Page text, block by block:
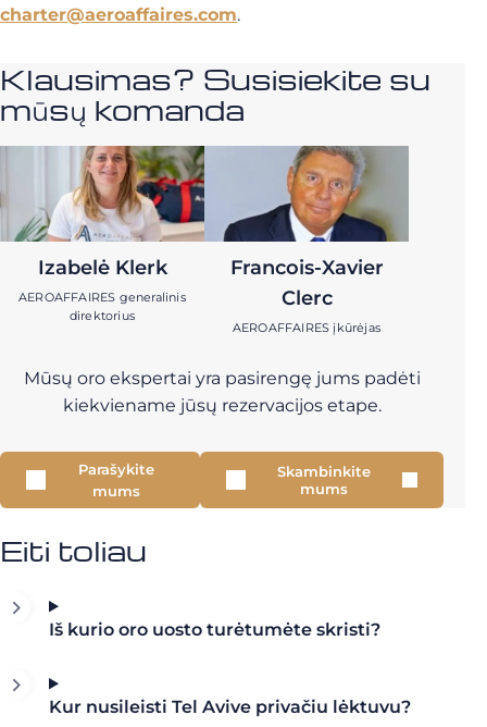
charter@aeroaffaires.com.
Klausimas? Susisiekite su
mūsų komanda
Izabelė Klerk
AEROAFFAIRES generalinis
direktorius
Francois-Xavier
Clerc
AEROAFFAIRES įkūrėjas
Mūsų oro ekspertai yra pasirengę jums padėti
kiekviename jūsų rezervacijos etape.
Parašykite
mums
Skambinkite
mums
Eiti toliau
Iš kurio oro uosto turėtumėte skristi?
Kur nusileisti Tel Avive privačiu lėktuvu?